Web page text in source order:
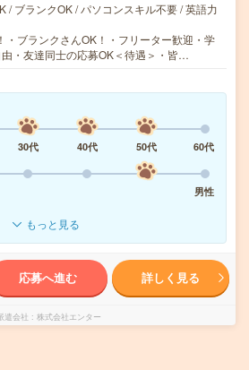
/ ブランクOK / パソコンスキル不要 / 英語力
・ブランクさんOK！・フリーター歓迎・学
・友達同士の応募OK＜待遇＞・皆…
30代 40代 50代
60代
男性
もっと見る
応募へ進む 詳しく見る
遣会社 株式会社エンター